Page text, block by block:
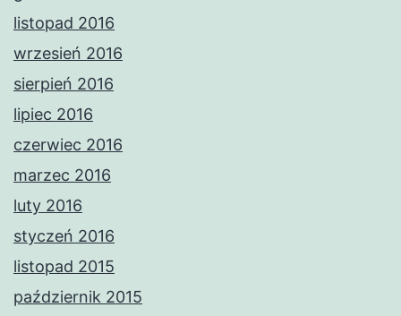
listopad 2016
wrzesień 2016
sierpień 2016
lipiec 2016
czerwiec 2016
marzec 2016
luty 2016
styczeń 2016
listopad 2015
październik 2015